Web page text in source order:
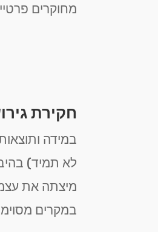
מחוקרים
חקירת
במידה
לא תמיד)
מיצתה את
במקרים